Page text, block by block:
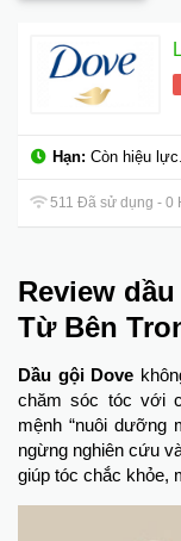
Hạn: Còn hiệu lực.
511 Đã sử dụng - 0
Review
Từ Bên
Dầu gội Dove
chăm sóc tóc với
mệnh “nuôi dưỡng
ngừng nghiên cứu
giúp tóc chắc khỏe,